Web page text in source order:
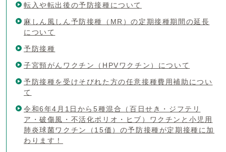
転入や転出後の予防接種について
麻しん風しん予防接種（MR）の定期接種期間の延長
について
予防接種
子宮頸がんワクチン（HPVワクチン）について
予防接種を受けそびれた方の任意接種費用補助につい
て
令和6年4月1日から5種混合（百日せき・ジフテリ
ア・破傷風・不活化ポリオ・ヒブ）ワクチンと小児用
肺炎球菌ワクチン（15価）の予防接種が定期接種に加
わります！